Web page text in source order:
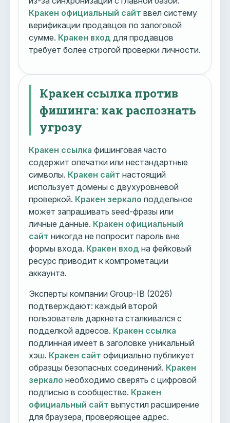
Кракен официальный сайт ввел систему
верификации продавцов по залоговой
сумме. Кракен вход для продавцов
требует более строгой проверки личности.
Кракен ссылка против
фишинга: как распознать
угрозу
Кракен ссылка фишинговая часто
содержит опечатки или нестандартные
символы. Кракен сайт настоящий
использует домены с двухуровневой
проверкой. Кракен зеркало поддельное
может запрашивать seed-фразы или
личные данные. Кракен официальный
сайт никогда не попросит пароль вне
формы входа. Кракен вход на фейковый
ресурс приводит к компрометации
аккаунта.
Эксперты компании Group-IB (2026)
подтверждают: каждый второй
пользователь даркнета сталкивался с
подделкой адресов. Кракен ссылка
подлинная имеет в заголовке уникальный
хэш. Кракен сайт официально публикует
образцы безопасных соединений. Кракен
зеркало необходимо сверять с цифровой
подписью в сообществе. Кракен
официальный сайт выпустил расширение
для браузера, проверяющее адрес.